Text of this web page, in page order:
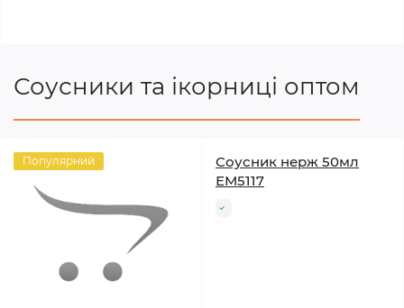
Соусники та ікорниці оптом
Популярний
Соусник нерж 50мл
ЕМ5117